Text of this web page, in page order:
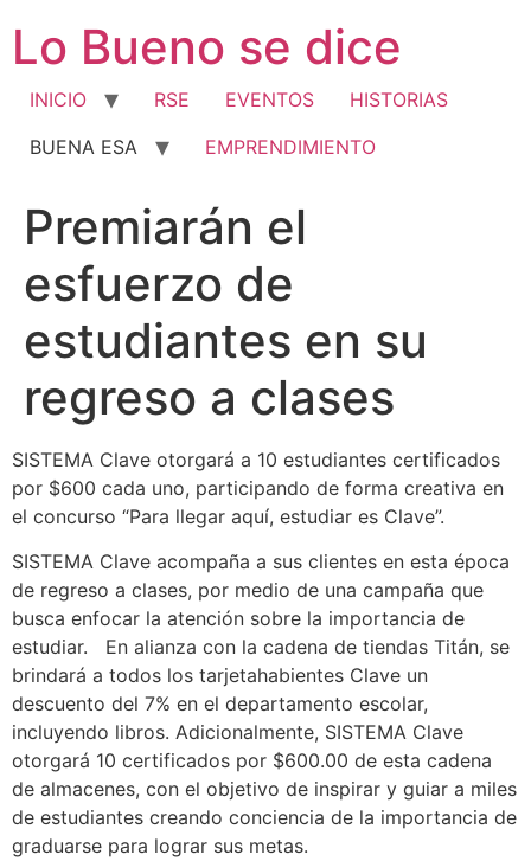
contenido
Lo Bueno se dice
INICIO RSE EVENTOS
HISTORIAS
BUENA ESA
EMPRENDIMIENTO
Premiarán el
esfuerzo de
estudiantes en su
regreso a clases
SISTEMA Clave otorgará a 10 estudiantes certificados
por $600 cada uno, participando de forma creativa en
el concurso “Para llegar aquí, estudiar es Clave”.
SISTEMA Clave acompaña a sus clientes en esta época
de regreso a clases, por medio de una campaña que
busca enfocar la atención sobre la importancia de
estudiar. En alianza con la cadena de tiendas Titán, se
brindará a todos los tarjetahabientes Clave un
descuento del 7% en el departamento escolar,
incluyendo libros. Adicionalmente, SISTEMA Clave
otorgará 10 certificados por $600.00 de esta cadena
de almacenes, con el objetivo de inspirar y guiar a miles
de estudiantes creando conciencia de la importancia de
graduarse para lograr sus metas.